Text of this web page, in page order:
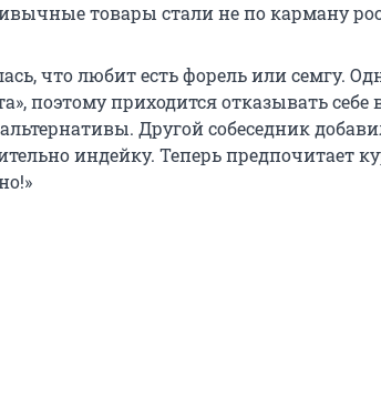
товары стали не по карману
что любит есть форель или семгу.
поэтому приходится отказывать себе
Другой собеседник
индейку. Теперь предпочитает